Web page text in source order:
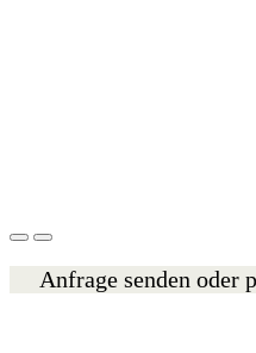
Anfrage senden oder